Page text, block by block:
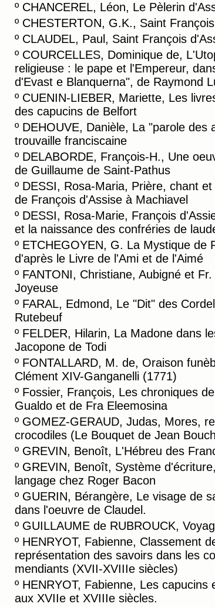
º CHANCEREL, Léon, Le Pèlerin
º CHESTERTON, G.K., Saint
º CLAUDEL, Paul, Saint François
º COURCELLES, Dominique de,
religieuse : le pape et l'Empereur,
d'Evast e Blanquerna", de Raymond
º CUENIN-LIEBER, Mariette, Les
des capucins de Belfort
º DEHOUVE, Danièle, La "parole des
trouvaille franciscaine
º DELABORDE, François-H., Une
de Guillaume de Saint-Pathus
º DESSI, Rosa-Maria, Prière, chant et
de François d'Assise à Machiavel
º DESSI, Rosa-Marie, François
et la naissance des confréries de
º ETCHEGOYEN, G. La Mystique de
d'après le Livre de l'Ami et de l'Aimé
º FANTONI, Christiane, Aubigné et
Joyeuse
º FARAL, Edmond, Le "Dit" des
Rutebeuf
º FELDER, Hilarin, La Madone dans
Jacopone de Todi
º FONTALLARD, M. de, Oraison
Clément XIV-Ganganelli (1771)
º Fossier, François, Les chroniques
Gualdo et de Fra Eleemosina
º GOMEZ-GERAUD, Judas, Mores,
crocodiles (Le Bouquet de Jean
º GREVIN, Benoît, L'Hébreu des
º GREVIN, Benoît, Système
langage chez Roger Bacon
º GUERIN, Bérangère, Le visage de
dans l'oeuvre de Claudel.
º GUILLAUME de RUBROUCK,
º HENRYOT, Fabienne, Classement
représentation des savoirs dans les
mendiants (XVII-XVIIIe siècles)
º HENRYOT, Fabienne, Les capucins
aux XVIIe et XVIIIe siècles.